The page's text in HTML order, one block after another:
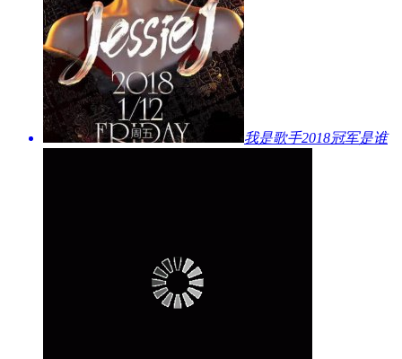
​我是歌手2018冠军是谁